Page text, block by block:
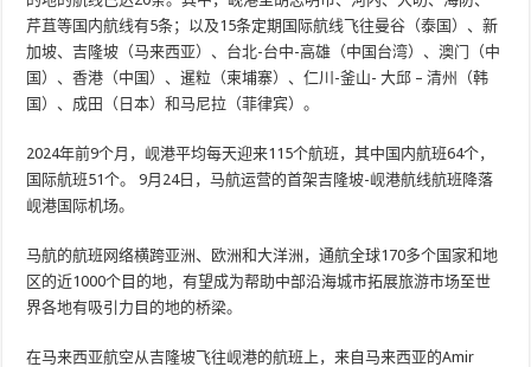
芹苴等国内航线有5条；以及15条定期国际航线飞往曼谷（泰国）、新
加坡、吉隆坡（马来西亚）、台北-台中-高雄（中国台湾）、澳门（中
国）、香港（中国）、暹粒（柬埔寨）、仁川-釜山- 大邱 – 清州（韩
国）、成田（日本）和马尼拉（菲律宾）。
2024年前9个月，岘港平均每天迎来115个航班，其中国内航班64个，
国际航班51个。 9月24日，马航运营的首架吉隆坡-岘港航线航班降落
岘港国际机场。
马航的航班网络横跨亚洲、欧洲和大洋洲，通航全球170多个国家和地
区的近1000个目的地，有望成为帮助中部沿海城市拓展旅游市场至世
界各地有吸引力目的地的桥梁。
在马来西亚航空从吉隆坡飞往岘港的航班上，来自马来西亚的Amir